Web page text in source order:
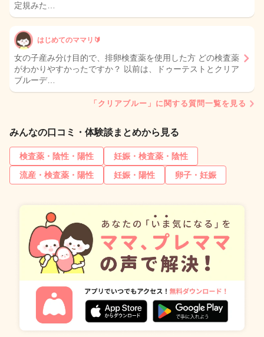
定規みた…
はじめてのママリ🔰
女の子産み分け目的で、排卵検査薬を使用した方 どの検査薬
がわかりやすかったですか？ 以前は、ドゥーテストとクリア
ブルーデ…
「クリアブルー」に関する質問一覧を見る
みんなの口コミ・体験談まとめから見る
検査薬・陰性・陽性
妊娠・検査薬・陰性
流産・検査薬・陽性
妊娠・陽性 卵子・妊娠